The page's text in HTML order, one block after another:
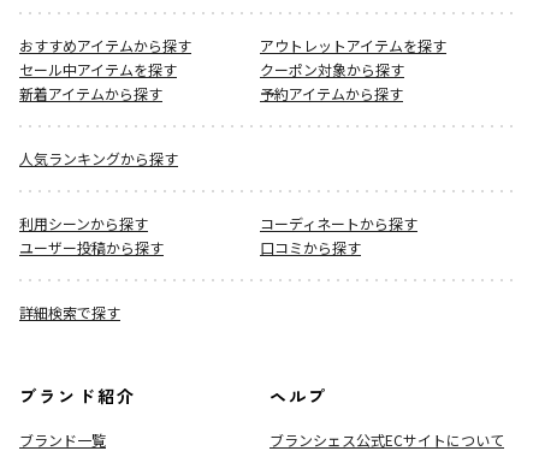
おすすめアイテムから探す
アウトレットアイテムを探す
セール中アイテムを探す
クーポン対象から探す
新着アイテムから探す
予約アイテムから探す
人気ランキングから探す
利用シーンから探す
コーディネートから探す
ユーザー投稿から探す
口コミから探す
詳細検索で探す
ブランド紹介
ブランド一覧
ヘルプ
ブランシェス公式ECサイトについて